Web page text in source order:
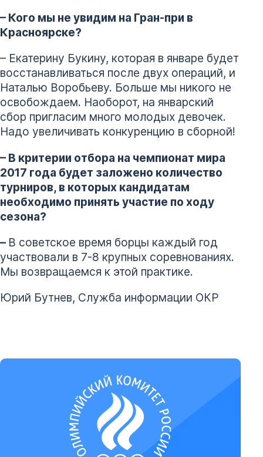
– Кого мы не увидим на Гран-при в
Красноярске?
– Екатерину Букину, которая в январе будет
восстанавливаться после двух операций, и
Наталью Воробьеву. Больше мы никого не
освобождаем. Наоборот, на январский
сбор пригласим много молодых девочек.
Надо увеличивать конкуренцию в сборной!
– В критерии отбора на чемпионат мира
2017 года будет заложено количество
турниров, в которых кандидатам
необходимо принять участие по ходу
сезона?
– В советское время борцы каждый год
участвовали в 7-8 крупных соревнованиях.
Мы возвращаемся к этой практике.
Юрий Бутнев, Служба информации ОКР